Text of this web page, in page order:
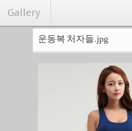
Gallery
운동복 처자들.jpg